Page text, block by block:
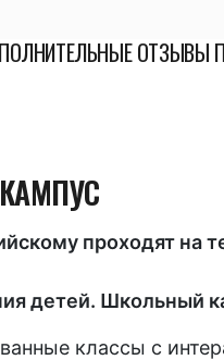
ОТЗЫВЫ
проходят на
детей. Школьный
классы с